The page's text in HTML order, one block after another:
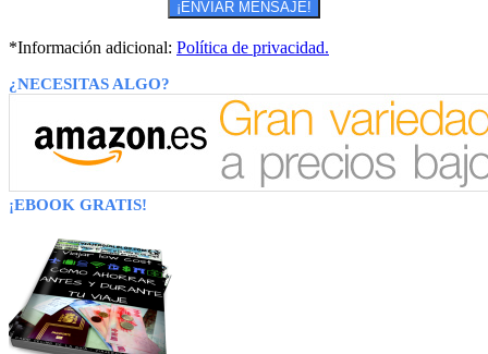
*Información adicional: Política de privacidad.
¿NECESITAS ALGO?
¡EBOOK GRATIS!